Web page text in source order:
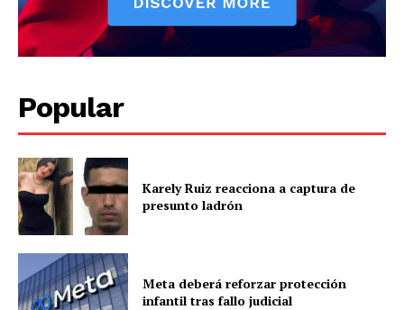
Popular
Karely Ruiz reacciona a captura de
presunto ladrón
Meta deberá reforzar protección
infantil tras fallo judicial